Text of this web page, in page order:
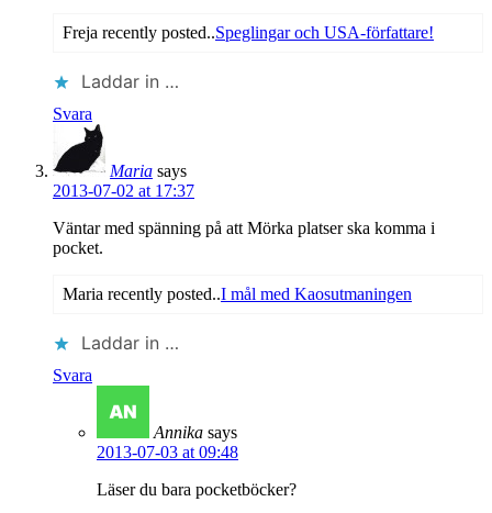
Freja recently posted..Speglingar och USA-författare!
Laddar in …
Svara
Maria says
2013-07-02 at 17:37
Väntar med spänning på att Mörka platser ska komma i
pocket.
Maria recently posted..I mål med Kaosutmaningen
Laddar in …
Svara
Annika says
2013-07-03 at 09:48
Läser du bara pocketböcker?